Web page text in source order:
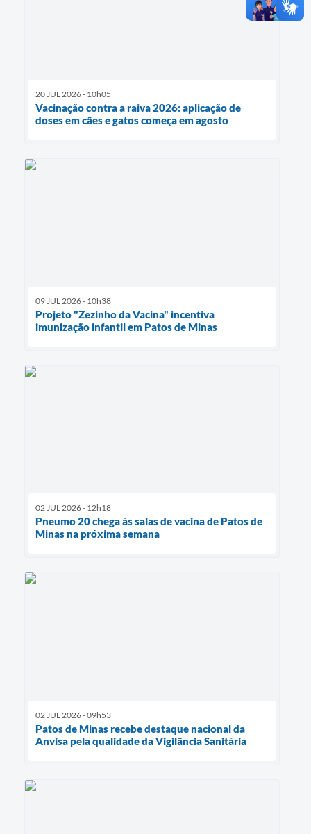
20 JUL 2026 - 10h05
Vacinação contra a raiva 2026: aplicação de
doses em cães e gatos começa em agosto
09 JUL 2026 - 10h38
Projeto "Zezinho da Vacina" incentiva
imunização infantil em Patos de Minas
02 JUL 2026 - 12h18
Pneumo 20 chega às salas de vacina de Patos de
Minas na próxima semana
02 JUL 2026 - 09h53
Patos de Minas recebe destaque nacional da
Anvisa pela qualidade da Vigilância Sanitária